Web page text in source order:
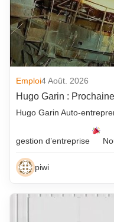
Emploi4 Août. 2026
Hugo Garin :
Hugo Garin Auto-
gestion d’entreprise
piwi